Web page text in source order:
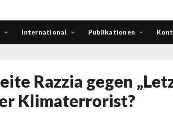
International Publikationen
Razzia gegen
Klimaterrorist?